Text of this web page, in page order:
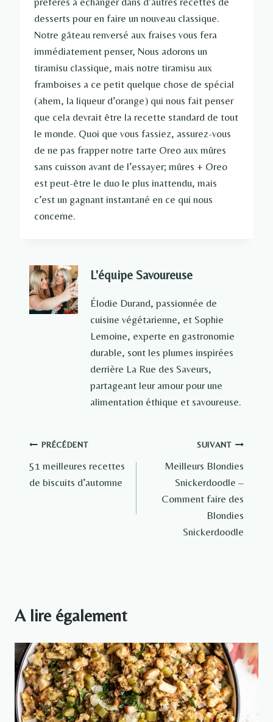
desserts pour en faire un nouveau classique.
Notre gâteau renversé aux fraises vous fera
immédiatement penser, Nous adorons un
tiramisu classique, mais notre tiramisu aux
framboises a ce petit quelque chose de spécial
(ahem, la liqueur d’orange) qui nous fait penser
que cela devrait être la recette standard de tout
le monde. Quoi que vous fassiez, assurez-vous
de ne pas frapper notre tarte Oreo aux mûres
sans cuisson avant de l’essayer; mûres + Oreo
est peut-être le duo le plus inattendu, mais
c’est un gagnant instantané en ce qui nous
concerne.
L'équipe Savoureuse
Élodie Durand, passionnée de
cuisine végétarienne, et Sophie
Lemoine, experte en gastronomie
durable, sont les plumes inspirées
derrière La Rue des Saveurs,
partageant leur amour pour une
alimentation éthique et savoureuse.
Navigation
de
PRÉCÉDENT
51 meilleures recettes
de biscuits d’automne
SUIVANT
Meilleurs Blondies
Snickerdoodle –
Comment faire des
Blondies
Snickerdoodle
A lire également